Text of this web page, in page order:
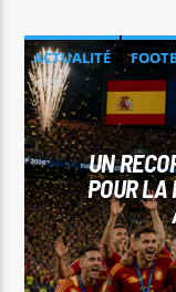
ACTUALITÉ
SPORT
UN
POUR LA